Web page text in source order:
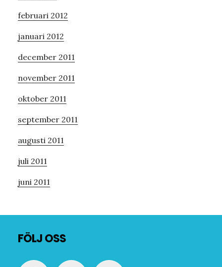
februari 2012
januari 2012
december 2011
november 2011
oktober 2011
september 2011
augusti 2011
juli 2011
juni 2011
FÖLJ OSS